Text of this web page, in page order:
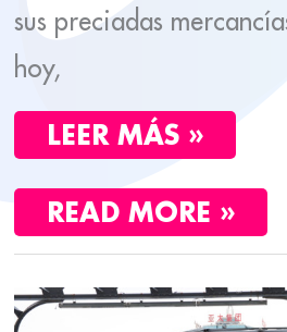
sus preciadas
hoy,
LEER MÁS »
READ MORE »
URUMCHI